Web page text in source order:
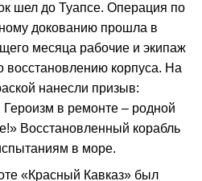
шел до Туапсе. Операция по
докованию прошла в
месяца рабочие и экипаж
восстановлению корпуса. На
нанесли призыв:
Героизм в ремонте – родной
Восстановленный корабль
в море.
«Красный Кавказ» был